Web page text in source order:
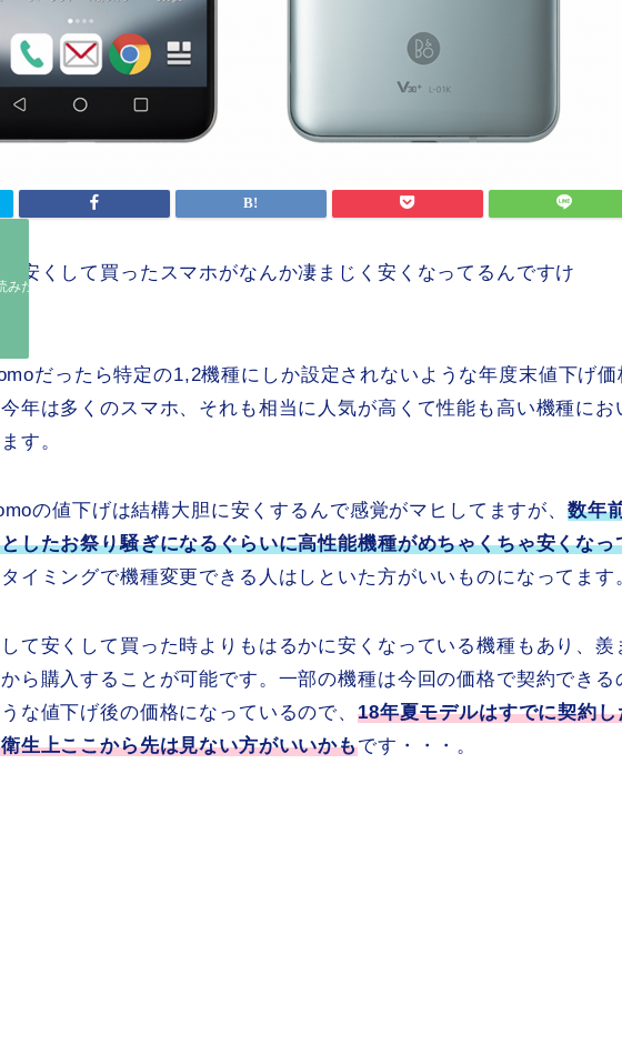
安くして買ったスマホがなんか凄まじく安くなってるんですけ
だったら特定の1,2機種にしか設定されないような年度末値下げ価
年は多くのスマホ、それも相当に人気が高くて性能も高い機種にお
す。
の値下げは結構大胆に安くするんで感覚がマヒしてますが、 数年
したお祭り騒ぎになるぐらいに高性能機種がめちゃくちゃ安くなっ
イミングで機種変更できる人はしといた方がいいものになってます
て安くして買った時よりもはるかに安くなっている機種もあり、羨
ら購入することが可能です。一部の機種は今回の価格で契約できる
な値下げ後の価格になっているので、 18年夏モデルはすでに契約し
生上ここから先は見ない方がいいかもです・・・。